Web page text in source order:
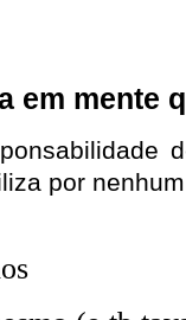
em mente
por